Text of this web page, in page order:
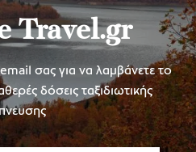
Travel.gr
σας για να λαμβάνετε το
δόσεις ταξιδιωτικής